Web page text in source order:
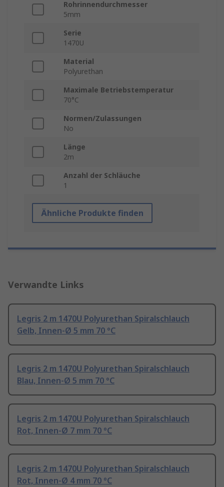
Rohrinnendurchmesser
5mm
Serie
1470U
Material
Polyurethan
Maximale Betriebstemperatur
70°C
Normen/Zulassungen
No
Länge
2m
Anzahl der Schläuche
1
Ähnliche Produkte finden
Verwandte Links
Legris 2 m 1470U Polyurethan Spiralschlauch
Gelb, Innen-Ø 5 mm 70 °C
Legris 2 m 1470U Polyurethan Spiralschlauch
Blau, Innen-Ø 5 mm 70 °C
Legris 2 m 1470U Polyurethan Spiralschlauch
Rot, Innen-Ø 7 mm 70 °C
Legris 2 m 1470U Polyurethan Spiralschlauch
Rot, Innen-Ø 4 mm 70 °C